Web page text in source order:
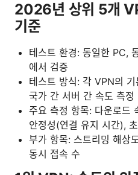
2026년 상위 5개
기준
테스트 환경: 동일한 PC,
에서 검증
테스트 방식: 각 VPN의
국가 간 서버 간 속도 측정
주요 측정 항목: 다운로드
안정성(연결 유지 시간),
부가 항목: 스트리밍 해상
동시 접속 수